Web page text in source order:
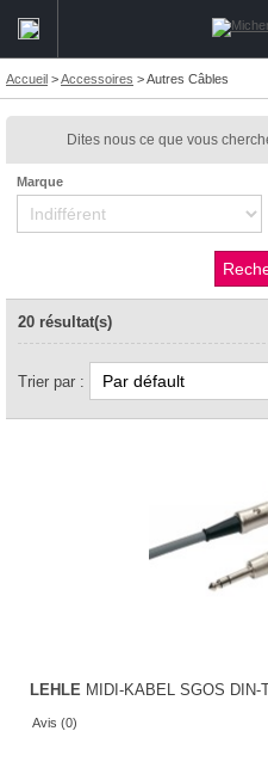
Accueil >Accessoires >Autres Câbles
Dites nous ce que vous
Marque
20 résultat(s)
Trier par :
LEHLE MIDI-KABEL SGOS DIN-
Avis (0)